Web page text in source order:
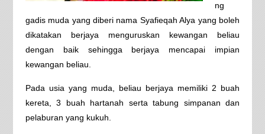
ng
gadis muda yang diberi nama Syafieqah Alya yang boleh
dikatakan berjaya menguruskan kewangan beliau
dengan baik sehingga berjaya mencapai impian
kewangan beliau.
Pada usia yang muda, beliau berjaya memiliki 2 buah
kereta, 3 buah hartanah serta tabung simpanan dan
pelaburan yang kukuh.